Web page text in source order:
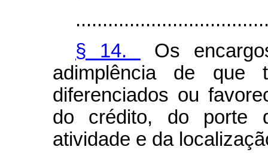
§ 14.
Os
adimplência de
diferenciados ou
do crédito, do porte
atividade e da